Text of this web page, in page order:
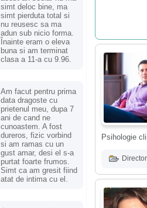
simt deloc bine, ma
simt pierduta total si
nu reusesc sa ma
adun sub nicio forma.
Înainte eram o eleva
buna si am terminat
clasa a 11-a cu 9.96.
Am facut pentru prima
data dragoste cu
prietenul meu, dupa 7
ani de cand ne
cunoastem. A fost
dureros, fizic vorbind
si am ramas cu un
gust amar, desi el s-a
purtat foarte frumos.
Simt ca am gresit fiind
atat de intima cu el.
Psihologie